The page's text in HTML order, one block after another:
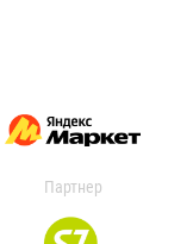
Партнер